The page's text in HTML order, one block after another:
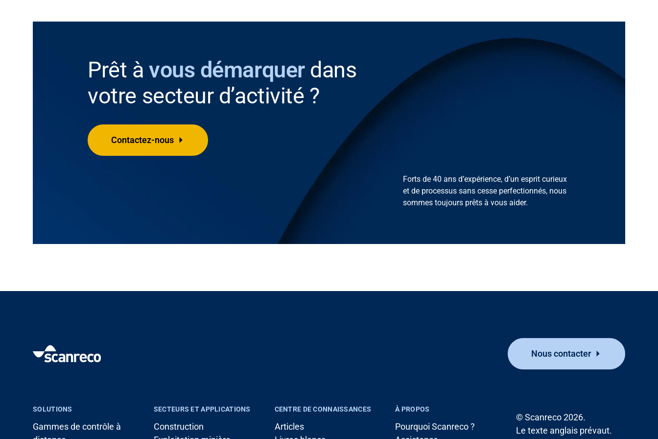
Prêt àvous démarquerdans
votre secteur d’activité ?
Forts de 40 ans d’expérience, d’un esprit curieux
et de processus sans cesse perfectionnés, nous
sommes toujours prêts à vous aider.
Contactez-nous
Nous contacter
SOLUTIONS
Gammes de contrôle à
SECTEURS ET APPLICATIONS
Construction
CENTRE DE CONNAISSANCES
Articles
À PROPOS
Pourquoi Scanreco ?
© Scanreco 2026.
Le texte anglais prévaut.